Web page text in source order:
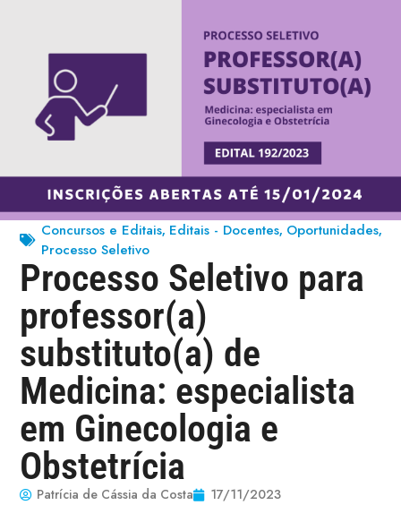
Concursos e Editais, Editais - Docentes, Oportunidades,
Processo Seletivo
Processo Seletivo para
professor(a)
substituto(a) de
Medicina: especialista
em Ginecologia e
Obstetrícia
Patrícia de Cássia da Costa 17/11/2023